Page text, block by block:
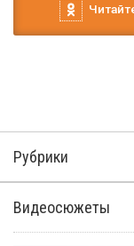
Рубрики
Видеосюжеты